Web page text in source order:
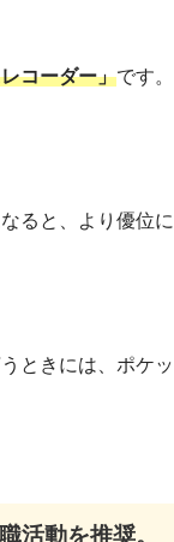
コーダー」です。
ると、より優位に
ときには、ポケッ
活動を推奨。